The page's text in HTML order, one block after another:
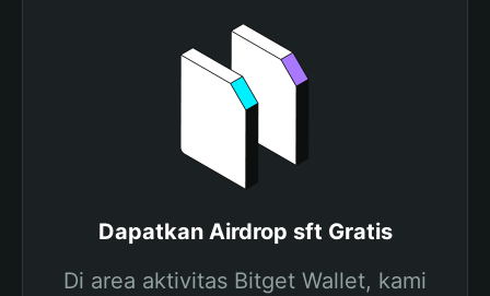
Dapatkan Airdrop sft Gratis
Di area aktivitas Bitget Wallet, kami